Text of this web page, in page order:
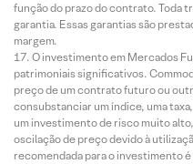
função do prazo do contrato. Toda
garantia. Essas garantias são
margem.
O investimento em Mercados
patrimoniais significativos.
preço de um contrato futuro ou
consubstanciar um índice, uma
um investimento de risco muito
oscilação de preço devido à
recomendada para o investimento